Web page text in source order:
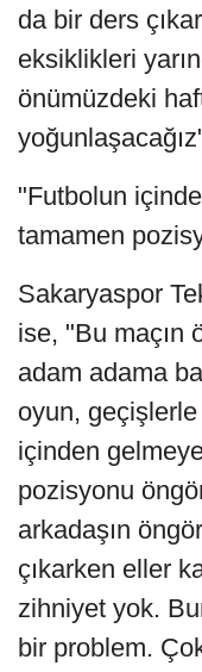
da bir ders
eksiklikleri
önümüzdeki
"Futbolun
tamamen
Sakaryaspor
ise, "Bu maçın
adam adama
oyun,
içinden
pozisyonu
arkadaşın
çıkarken eller
zihniyet yok.
bir problem.